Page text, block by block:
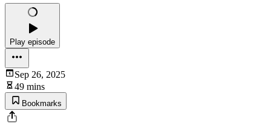
Play episode
Sep 26, 2025
49 mins
Bookmarks